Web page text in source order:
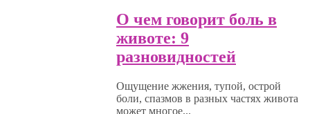
О чем говорит боль в
животе: 9
разновидностей
Ощущение жжения, тупой, острой
боли, спазмов в разных частях живота
может многое...